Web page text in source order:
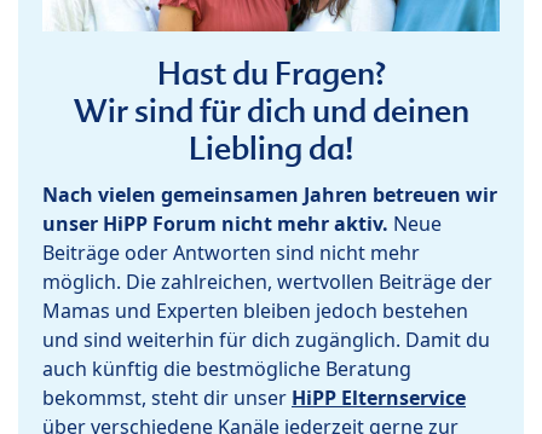
Hast du Fragen?
Wir sind für dich und deinen
Liebling da!
Nach vielen gemeinsamen Jahren betreuen wir
unser HiPP Forum nicht mehr aktiv. Neue
Beiträge oder Antworten sind nicht mehr
möglich. Die zahlreichen, wertvollen Beiträge der
Mamas und Experten bleiben jedoch bestehen
und sind weiterhin für dich zugänglich. Damit du
auch künftig die bestmögliche Beratung
bekommst, steht dir unser HiPP Elternservice
über verschiedene Kanäle jederzeit gerne zur